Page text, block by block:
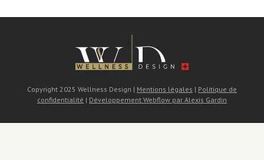
Copyright 2025 Wellness Design | Mentions légales | Politique de
confidentialité | Développement Webflow par Alexis Gardin